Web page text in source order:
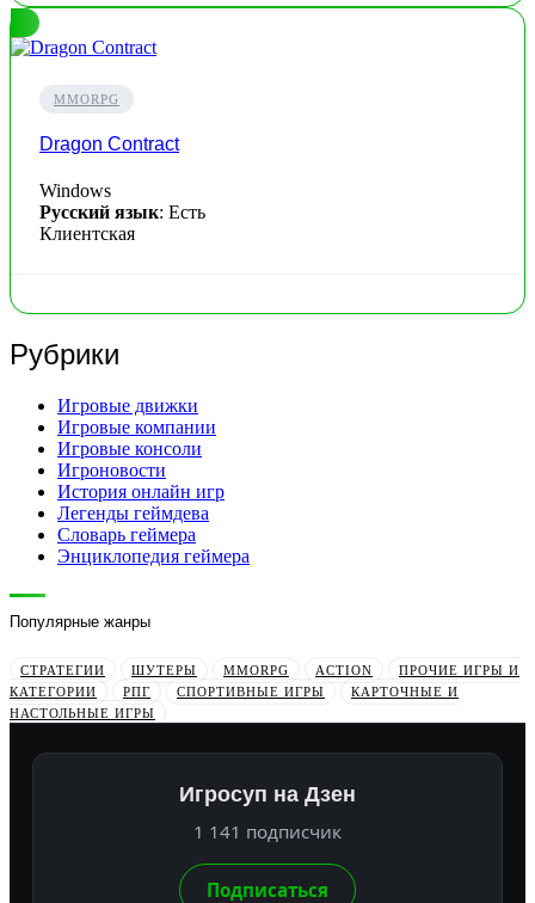
MMORPG
Dragon Contract
Windows
Русский язык: Есть
Клиентская
Рубрики
Игровые движки
Игровые компании
Игровые консоли
Игроновости
История онлайн игр
Легенды геймдева
Словарь геймера
Энциклопедия геймера
Популярные жанры
СТРАТЕГИИ ШУТЕРЫ MMORPG ACTION
ПРОЧИЕ ИГРЫ И
КАТЕГОРИИ
РПГ СПОРТИВНЫЕ ИГРЫ
КАРТОЧНЫЕ И
НАСТОЛЬНЫЕ ИГРЫ
Игросуп на Дзен
1 141 подписчик
Подписаться